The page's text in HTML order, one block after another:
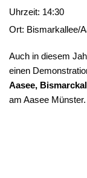
Uhrzeit: 14:30
Ort: Bismarkallee/
Auch in diesem
einen
Aasee,
am Aasee Münster.